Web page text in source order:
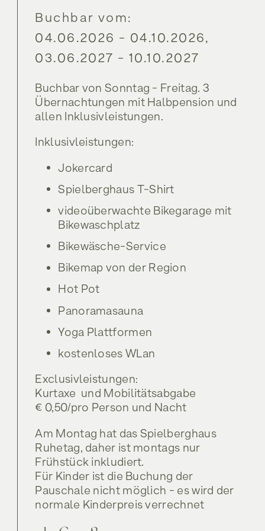
Shop
Shop
Buchbar vom:
04.06.2026 - 04.10.2026,
03.06.2027 - 10.10.2027
Buchbar von Sonntag - Freitag. 3
Übernachtungen mit Halbpension und
allen Inklusivleistungen.
Inklusivleistungen:
Jokercard
Spielberghaus T-Shirt
videoüberwachte Bikegarage mit
Bikewaschplatz
Bikewäsche-Service
Bikemap von der Region
Hot Pot
Panoramasauna
Yoga Plattformen
kostenloses WLan
Exclusivleistungen:
Kurtaxe und Mobilitätsabgabe
€ 0,50/pro Person und Nacht
Am Montag hat das Spielberghaus
Ruhetag, daher ist montags nur
Frühstück inkludiert.
Für Kinder ist die Buchung der
Pauschale nicht möglich - es wird der
normale Kinderpreis verrechnet